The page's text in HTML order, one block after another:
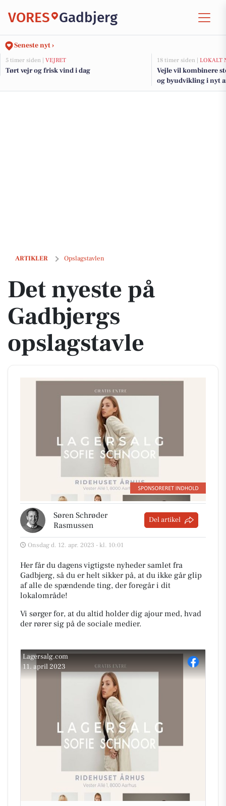
VORES Gadbjerg
Seneste nyt ›
5 timer siden | VEJRET
Tørt vejr og frisk vind i dag
18 timer siden | LOKALT
Vejle vil kombinere
og byudvikling i nyt
fjorden
ARTIKLER Opslagstavlen
Det nyeste på Gadbjergs opslagstavle
Det nyeste på
Gadbjergs
opslagstavle
Søren Schrøder
Rasmussen
Del artikel
Onsdag d. 12. apr. 2023 - kl. 10:01
Her får du dagens vigtigste nyheder samlet fra
Gadbjerg, så du er helt sikker på, at du ikke går glip
af alle de spændende ting, der foregår i dit
lokalområde!
Vi sørger for, at du altid holder dig ajour med, hvad
der rører sig på de sociale medier.
Lagersalg.com
11. april 2023